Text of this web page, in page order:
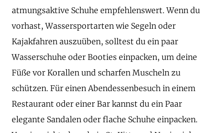
atmungsaktive Schuhe empfehlenswert. Wenn du
vorhast, Wassersportarten wie Segeln oder
Kajakfahren auszuüben, solltest du ein paar
Wasserschuhe oder Booties einpacken, um deine
Füße vor Korallen und scharfen Muscheln zu
schützen. Für einen Abendessenbesuch in einem
Restaurant oder einer Bar kannst du ein Paar
elegante Sandalen oder flache Schuhe einpacken.